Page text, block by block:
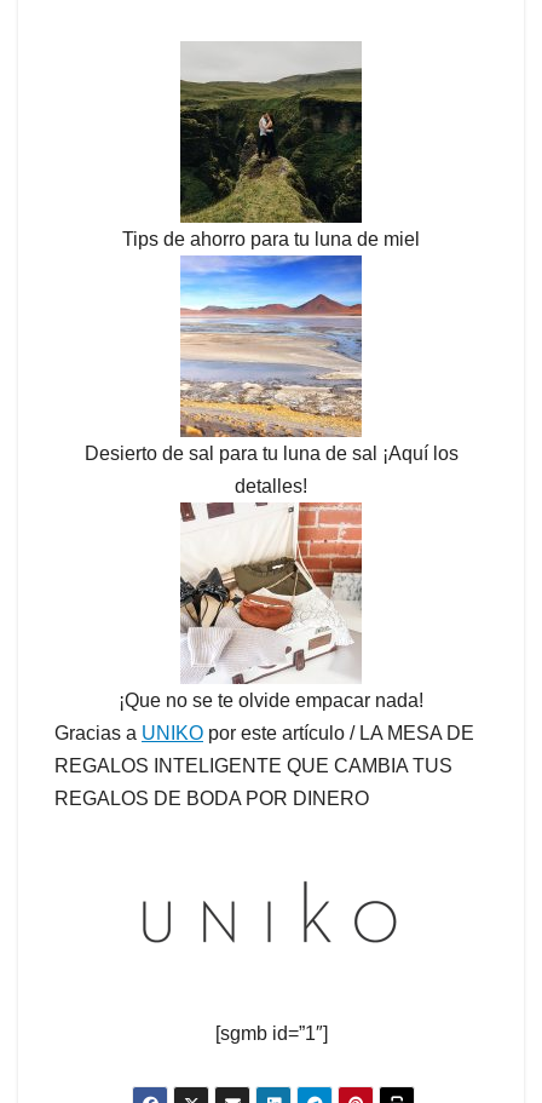
Tips de ahorro para tu luna de miel
Desierto de sal para tu luna de sal ¡Aquí los
detalles!
¡Que no se te olvide empacar nada!
Gracias a UNIKO por este artículo / LA MESA DE
REGALOS INTELIGENTE QUE CAMBIA TUS
REGALOS DE BODA POR DINERO
[sgmb id=”1″]